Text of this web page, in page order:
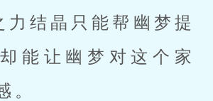
力结晶只能帮幽梦提
能让幽梦对这个家
。